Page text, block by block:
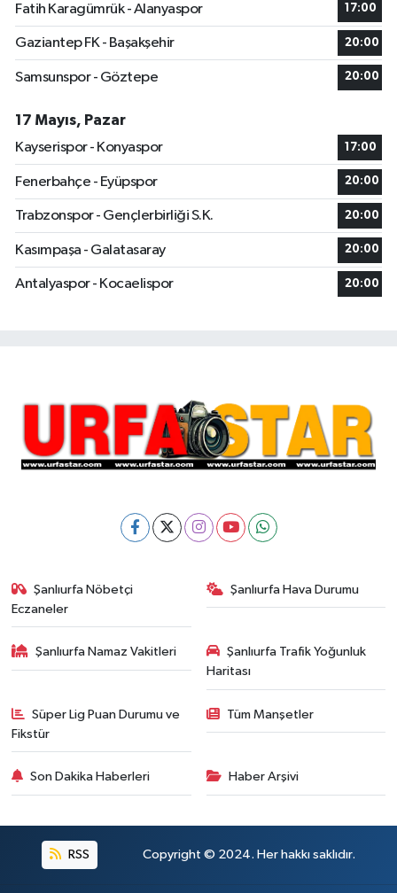
Fatih Karagümrük - Alanyaspor
17:00
Gaziantep FK - Başakşehir 20:00
Samsunspor - Göztepe 20:00
17 Mayıs, Pazar
Kayserispor - Konyaspor
17:00
Fenerbahçe - Eyüpspor 20:00
Trabzonspor - Gençlerbirliği S.K. 20:00
Kasımpaşa - Galatasaray 20:00
Antalyaspor - Kocaelispor 20:00
Şanlıurfa Nöbetçi
Eczaneler
Şanlıurfa Hava Durumu
Şanlıurfa Namaz Vakitleri
Şanlıurfa Trafik Yoğunluk
Haritası
Süper Lig Puan Durumu ve
Fikstür
Tüm Manşetler
Son Dakika Haberleri Haber Arşivi
RSS Copyright © 2024. Her hakkı saklıdır.